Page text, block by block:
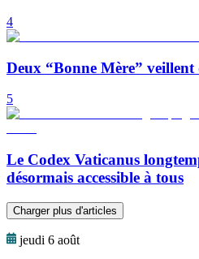
4
Deux “Bonne Mère”
5
Le Codex Vaticanus
désormais accessible à tous
Charger plus d'articles
jeudi 6 août